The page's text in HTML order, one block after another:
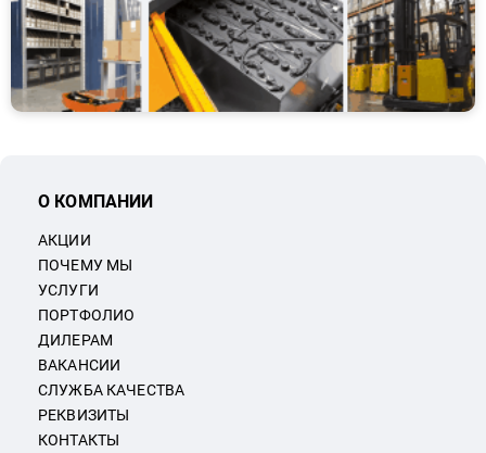
О КОМПАНИИ
АКЦИИ
ПОЧЕМУ МЫ
УСЛУГИ
ПОРТФОЛИО
ДИЛЕРАМ
ВАКАНСИИ
СЛУЖБА КАЧЕСТВА
РЕКВИЗИТЫ
КОНТАКТЫ